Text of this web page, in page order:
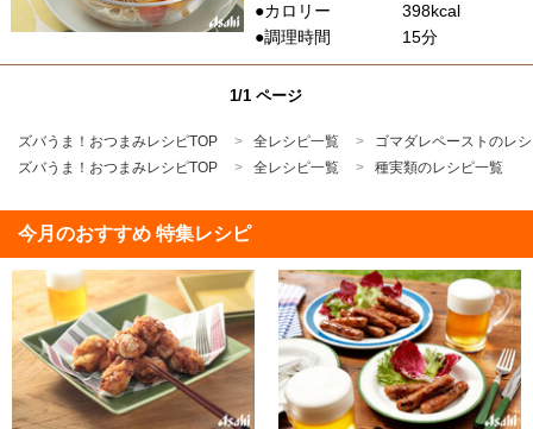
●カロリー
398kcal
●調理時間
15分
1/1 ページ
ズバうま！おつまみレシピTOP 全レシピ一覧
ゴマダレペーストのレ
ズバうま！おつまみレシピTOP
全レシピ一覧 種実類のレシピ一覧
今月のおすすめ 特集レシピ